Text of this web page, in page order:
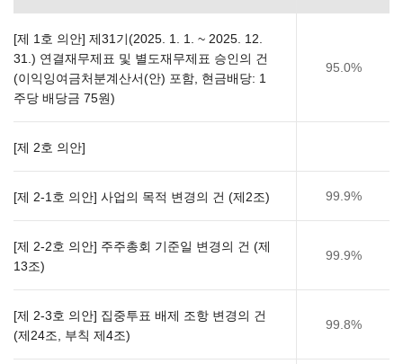
[제 1호 의안] 제31기(2025. 1. 1. ~ 2025. 12.
31.) 연결재무제표 및 별도재무제표 승인의 건
(이익잉여금처분계산서(안) 포함, 현금배당: 1
주당 배당금 75원)
95.0%
[제 2호 의안]
[제 2-1호 의안] 사업의 목적 변경의 건 (제2조) 99.9%
[제 2-2호 의안] 주주총회 기준일 변경의 건 (제
13조)​
99.9%
[제 2-3호 의안] 집중투표 배제 조항 변경의 건
(제24조, 부칙 제4조)​
99.8%